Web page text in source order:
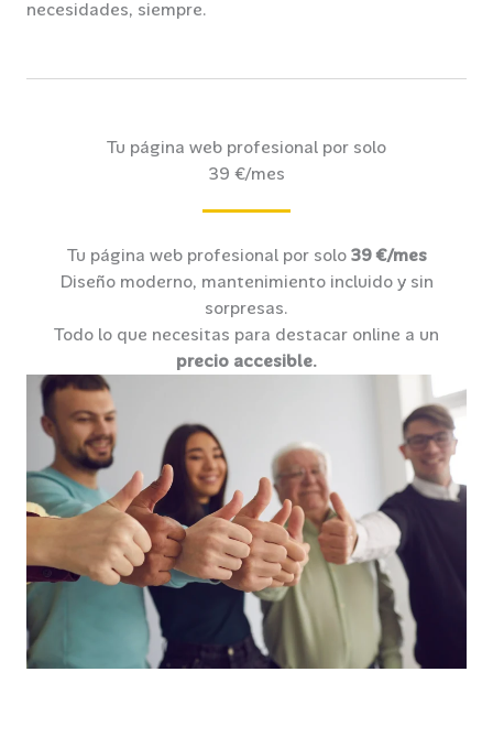
necesidades, siempre.
Tu página web profesional por solo
39 €/mes
Tu página web profesional por solo 39 €/mes
Diseño moderno, mantenimiento incluido y sin
sorpresas.
Todo lo que necesitas para destacar online a un
precio accesible.